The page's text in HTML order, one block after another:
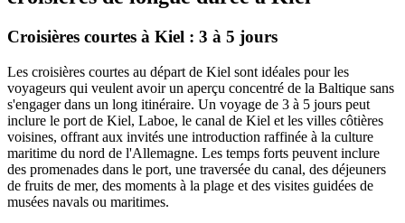
Croisières courtes à Kiel : 3 à 5 jours
Les croisières courtes au départ de Kiel sont idéales pour les
voyageurs qui veulent avoir un aperçu concentré de la Baltique sans
s'engager dans un long itinéraire. Un voyage de 3 à 5 jours peut
inclure le port de Kiel, Laboe, le canal de Kiel et les villes côtières
voisines, offrant aux invités une introduction raffinée à la culture
maritime du nord de l'Allemagne. Les temps forts peuvent inclure
des promenades dans le port, une traversée du canal, des déjeuners
de fruits de mer, des moments à la plage et des visites guidées de
musées navals ou maritimes.